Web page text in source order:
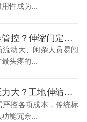
性成为...
人员混杂难管控？伸缩门定制，筑牢工地安全第一道防线
流动大、闲杂人员易闯
最头疼的...
成本管控压力大？工地伸缩门定制，按需选配更省成本
严控各项成本，传统标
能冗余...